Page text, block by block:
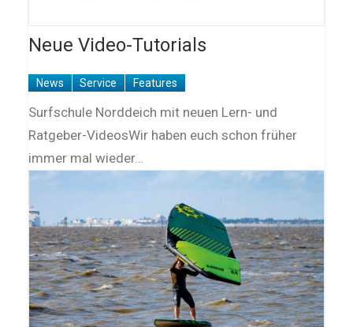
Neue Video-Tutorials
News Service Features
Surfschule Norddeich mit neuen Lern- und
Ratgeber-VideosWir haben euch schon früher
immer mal wieder…